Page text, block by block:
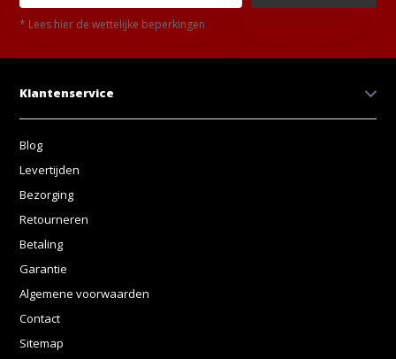
* Lees hier de wettelijke beperkingen
Klantenservice
Blog
Levertijden
Bezorging
Retourneren
Betaling
Garantie
Algemene voorwaarden
Contact
Sitemap